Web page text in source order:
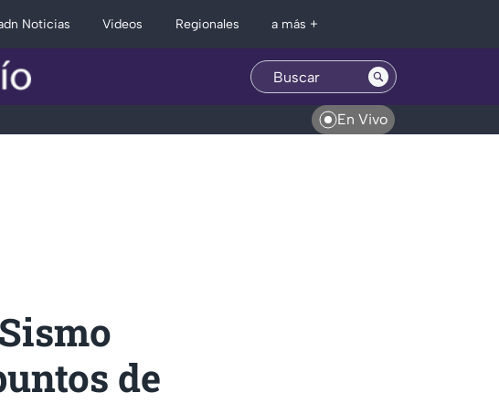
Noticias Videos Regionales a más +
En Vivo
de